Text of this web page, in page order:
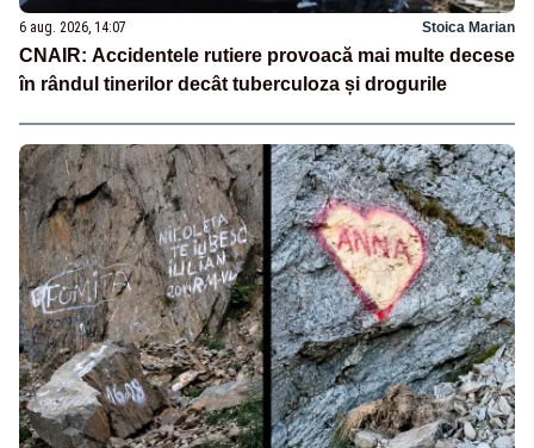
6 aug. 2026, 14:07 Stoica Marian
CNAIR: Accidentele rutiere provoacă mai multe decese
în rândul tinerilor decât tuberculoza și drogurile